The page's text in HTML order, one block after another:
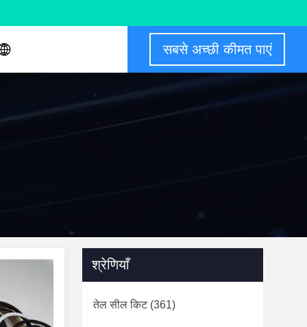
सबसे अच्छी कीमत पाएं
श्रेणियाँ
तेल सील किट(361)